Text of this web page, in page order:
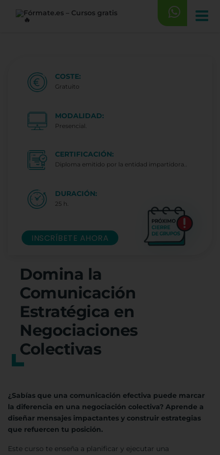
Domina la
Comunicación
Estratégica en
Negociaciones
Colectivas
¿Sabías que una comunicación efectiva puede marcar
la diferencia en una negociación colectiva? Aprende a
diseñar mensajes impactantes y construir estrategias
que refuercen tu posición.
Este curso te enseña a planificar y ejecutar una
COSTE:
Gratuito
MODALIDAD:
Presencial.
CERTIFICACIÓN:
Diploma emitido por la entidad impartidora..
DURACIÓN:
25 h.
INSCRÍBETE AHORA